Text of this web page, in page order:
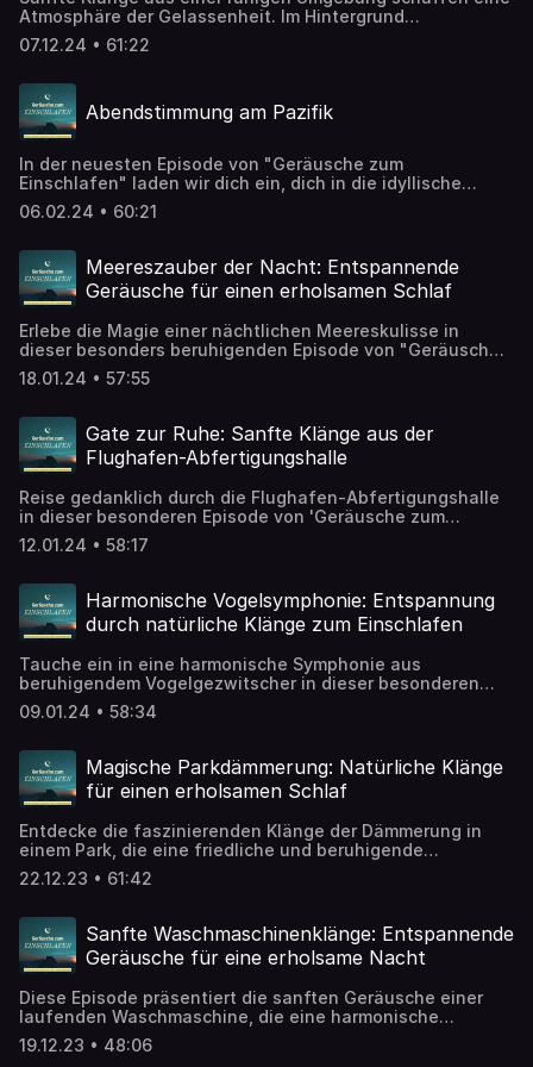
Naturgeräusche!
Atmosphäre der Gelassenheit. Im Hintergrund
verschmelzen leise Geräusche mit beruhigender Musik
aus einem buddhistischen Tempel. Die harmonischen
die Gedanken zur Ruhe kommen zu lassen. Während die
Klangkulisse sich entfaltet, entsteht ein Gefühl von
Geborgenheit und innerem Frieden – ideal, um entspannt
07.12.24 • 61:22
Abendstimmung am Pazifik
In der neuesten Episode von "Geräusche zum
Einschlafen" laden wir dich ein, dich in die idyllische
Atmosphäre eines Gartens am Pazifik zu versetzen.
Schließe die Augen und stell dir vor, wie du in einer
wiegt. Die Sonne neigt sich langsam dem Horizont zu,
während ihre goldenen Strahlen das glitzernde Wasser
des Pazifiks streifen. Ein angenehmer Wind streicht über
sanft rascheln.
06.02.24 • 60:21
Meereszauber der Nacht: Entspannende
Geräusche für einen erholsamen Schlaf
Erlebe die Magie einer nächtlichen Meereskulisse in
dieser besonders beruhigenden Episode von "Geräusche
zum Einschlafen". Die sanften Geräusche der Wellen, das
ferne Rauschen des Ozeans und die geheimnisvolle
Kulisse für tiefe Entspannung. Schließe deine Augen,
spüre den kühlenden Meereswind und lass dich von den
beruhigenden Klängen des Meeres in eine erholsame
18.01.24 • 57:55
Gate zur Ruhe: Sanfte Klänge aus der
Flughafen-Abfertigungshalle
Reise gedanklich durch die Flughafen-Abfertigungshalle
in dieser besonderen Episode von 'Geräusche zum
Einschlafen'. Lausche den sanften Klängen des
geschäftigen Treibens, dem gedämpften Gemurmel von
Anzeigetafeln. Diese beruhigenden Geräusche schaffen
eine entspannte Atmosphäre, perfekt für alle, die von
fernen Reisezielen träumen oder sich auf einen ruhigen
die Aufregung des Flughafens und lass dich sanft in den
Schlaf begleiten.
12.01.24 • 58:17
Harmonische Vogelsymphonie: Entspannung
durch natürliche Klänge zum Einschlafen
Tauche ein in eine harmonische Symphonie aus
beruhigendem Vogelgezwitscher in dieser besonderen
Episode des Einschlafpodcasts.
09.01.24 • 58:34
Magische Parkdämmerung: Natürliche Klänge
für einen erholsamen Schlaf
Entdecke die faszinierenden Klänge der Dämmerung in
einem Park, die eine friedliche und beruhigende
Atmosphäre schaffen. Diese Episode präsentiert die
sanften Geräusche, die mit dem Einbruch der Dämmerung
Klängen der Natur, wie zwitschernden Vögeln, entfernten
Blätterrauschen und dem allmählichen Zur-Ruhe-Kommen
des Tages. Diese harmonischen Geräusche sind die
erfrischenden Schlaf.
22.12.23 • 61:42
Sanfte Waschmaschinenklänge: Entspannende
Geräusche für eine erholsame Nacht
Diese Episode präsentiert die sanften Geräusche einer
laufenden Waschmaschine, die eine harmonische
Umgebung für einen tiefen und erholsamen Schlaf bietet.
19.12.23 • 48:06